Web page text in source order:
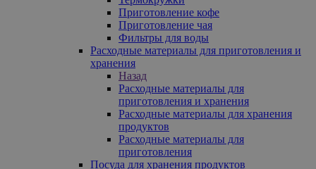
Приготовление кофе
Приготовление чая
Фильтры для воды
Расходные материалы для приготовления и
хранения
Назад
Расходные материалы для
приготовления и хранения
Расходные материалы для хранения
продуктов
Расходные материалы для
приготовления
Посуда для хранения продуктов